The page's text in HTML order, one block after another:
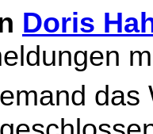
Doris